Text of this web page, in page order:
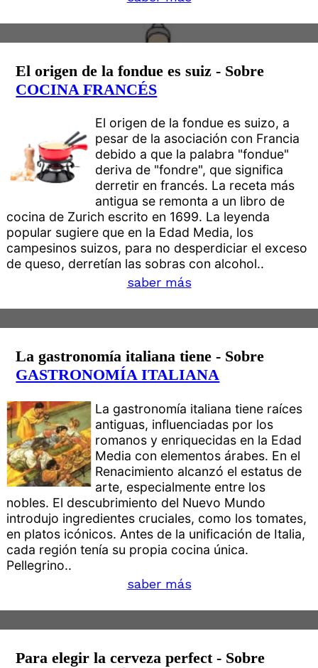
El origen de la fondue es suiz - Sobre
COCINA FRANCÉS
El origen de la fondue es suizo, a
pesar de la asociación con Francia
debido a que la palabra "fondue"
deriva de "fondre", que significa
derretir en francés. La receta más
antigua se remonta a un libro de
cocina de Zurich escrito en 1699. La leyenda
popular sugiere que en la Edad Media, los
campesinos suizos, para no desperdiciar el exceso
de queso, derretían las sobras con alcohol..
saber más
La gastronomía italiana tiene - Sobre
GASTRONOMÍA ITALIANA
La gastronomía italiana tiene raíces
antiguas, influenciadas por los
romanos y enriquecidas en la Edad
Media con elementos árabes. En el
Renacimiento alcanzó el estatus de
arte, especialmente entre los
nobles. El descubrimiento del Nuevo Mundo
introdujo ingredientes cruciales, como los tomates,
en platos icónicos. Antes de la unificación de Italia,
cada región tenía su propia cocina única.
Pellegrino..
saber más
Para elegir la cerveza perfect - Sobre